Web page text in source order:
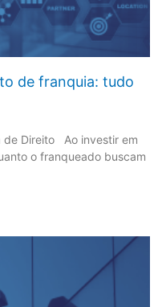
de franquia: tudo
de Direito Ao investir em
o franqueado buscam